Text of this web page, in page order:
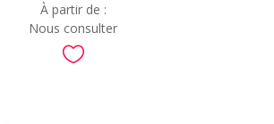
À partir de :
Nous consulter
